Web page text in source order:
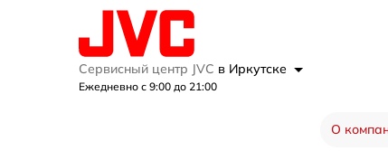
Сервисный центр JVC в Иркутске
Ежедневно с 9:00 до 21:00
О